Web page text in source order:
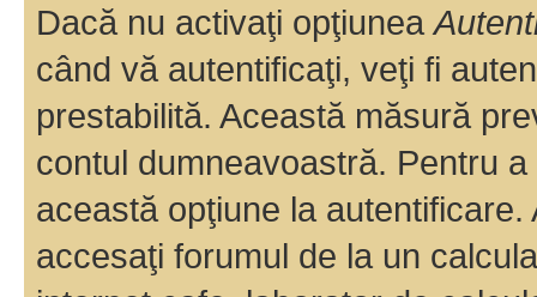
Dacă nu activaţi opţiunea
când vă autentificaţi, veţi fi
prestabilită. Această măsură
contul dumneavoastră. Pentru
această opţiune la
accesaţi forumul de la un